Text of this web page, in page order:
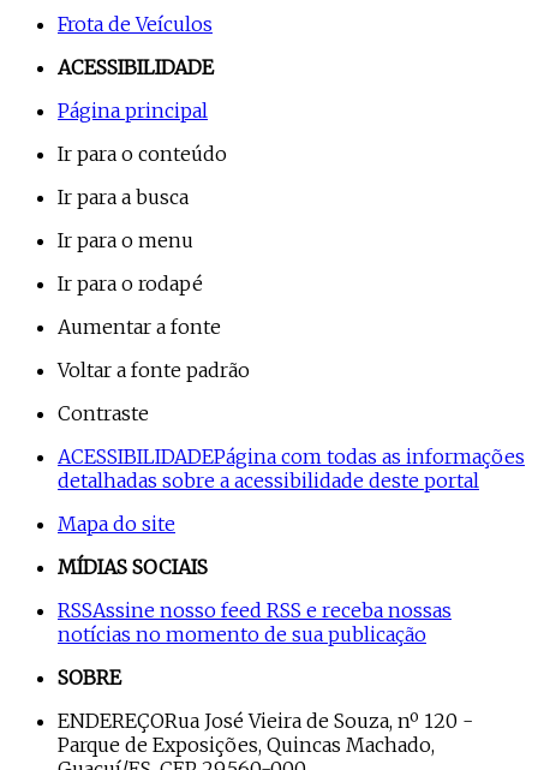
Frota de Veículos
ACESSIBILIDADE
Página principal
Ir para o conteúdo
Ir para a busca
Ir para o menu
Ir para o rodapé
Aumentar a fonte
Voltar a fonte padrão
Contraste
ACESSIBILIDADEPágina com todas as informações
detalhadas sobre a acessibilidade deste portal
Mapa do site
MÍDIAS SOCIAIS
RSSAssine nosso feed RSS e receba nossas
notícias no momento de sua publicação
SOBRE
ENDEREÇORua José Vieira de Souza, nº 120 -
Parque de Exposições, Quincas Machado,